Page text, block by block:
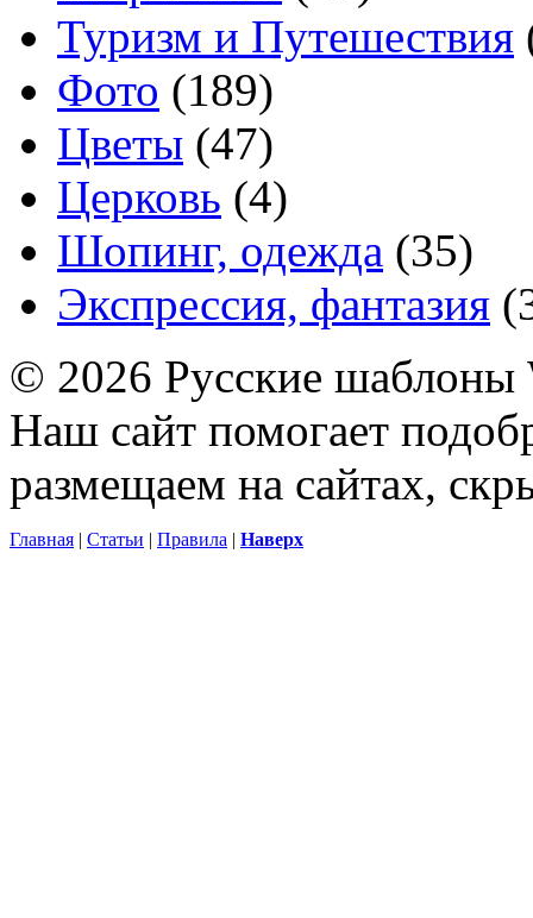
Туризм и Путешествия
Фото (189)
Цветы (47)
Церковь (4)
Шопинг, одежда (35)
Экспрессия, фантазия
© 2026 Русские шаблоны
Наш сайт помогает
размещаем на сайтах,
Главная | Статьи | Правила | Наверх